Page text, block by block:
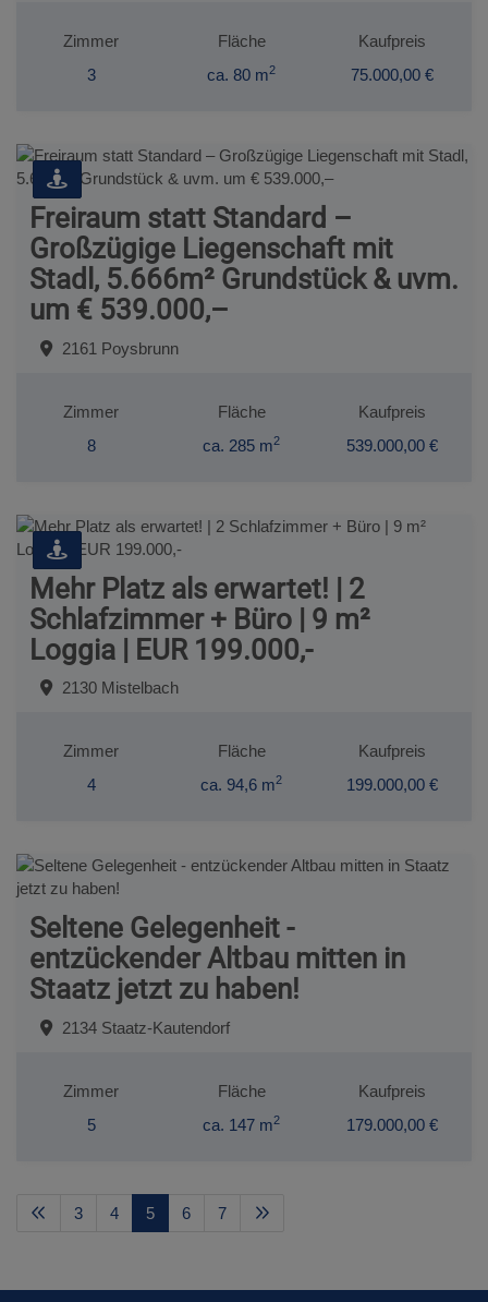
Zimmer
3
Fläche
ca. 80 m2
Kaufpreis
75.000,00 €
Freiraum statt Standard –
Großzügige Liegenschaft mit
Stadl, 5.666m² Grundstück & uvm.
um € 539.000,–
2161 Poysbrunn
Zimmer
8
Fläche
ca. 285 m2
Kaufpreis
539.000,00 €
Mehr Platz als erwartet! | 2
Schlafzimmer + Büro | 9 m²
Loggia | EUR 199.000,-
2130 Mistelbach
Zimmer
4
Fläche
ca. 94,6 m2
Kaufpreis
199.000,00 €
Seltene Gelegenheit -
entzückender Altbau mitten in
Staatz jetzt zu haben!
2134 Staatz-Kautendorf
Zimmer
5
Fläche
ca. 147 m2
Kaufpreis
179.000,00 €
3 4 5 6 7